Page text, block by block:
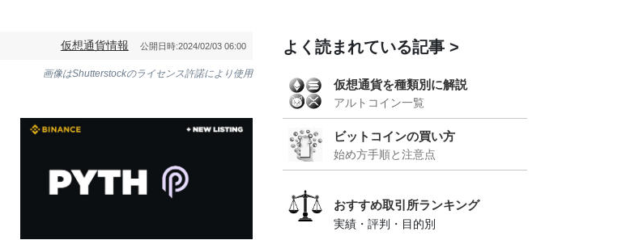
仮想通貨情報 公開日時:2024/02/03 06:00
画像はShutterstockのライセンス許諾により使用
よく読まれている記事
仮想通貨を種類別に解説
アルトコイン一覧
ビットコインの買い方
始め方手順と注意点
おすすめ取引所ランキング
実績・評判・目的別